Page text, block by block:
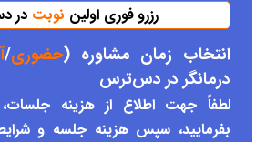
رزرو فوری اولین نوبت در
انتخاب زمان مشاوره (حضوری/
درمانگر در دسترس
لطفاً جهت اطلاع از هزینه جلسات،
بفرمایید، سپس هزینه جلسه و